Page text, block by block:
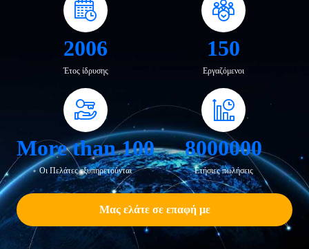
2006
Έτος ίδρυσης
150
Εργαζόμενοι
More than 100
Οι Πελάτες εξυπηρετούνται
8000000
Ετήσιες πωλήσεις
Μας ελάτε σε επαφή με